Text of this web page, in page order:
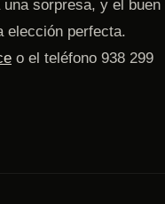
sorpresa, y el buen
elección perfecta.
o el teléfono 938 299